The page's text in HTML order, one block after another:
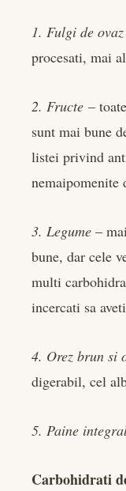
1. Fulgi de ovaz
procesati, mai
2. Fructe –
sunt mai bune
listei privind
nemaipomenite
3. Legume –
bune, dar cele
multi
incercati sa
4. Orez brun si
digerabil, cel
5. Paine
Carbohidrati